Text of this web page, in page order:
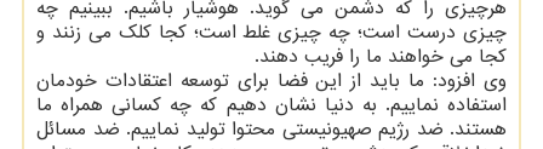
هرچیزی را که دشمن می گوید. هوشیار باشیم. ببینیم چه
چیزی درست است؛ چه چیزی غلط است؛ کجا کلک می زنند و
کجا می خواهند ما را فریب دهند.
وی افزود: ما باید از این فضا برای توسعه اعتقادات خودمان
استفاده نماییم. به دنیا نشان دهیم که چه کسانی همراه ما
هستند. ضد رژیم صهیونیستی محتوا تولید نماییم. ضد مسائل